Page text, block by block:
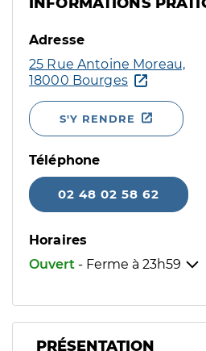
Adresse
25 Rue Antoine Moreau,
18000 Bourges
S'Y RENDRE
Téléphone
02 48 02 58 62
Horaires
Ouvert - Ferme à 23h59
PRÉSENTATION